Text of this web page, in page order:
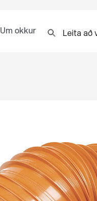
Um okkur